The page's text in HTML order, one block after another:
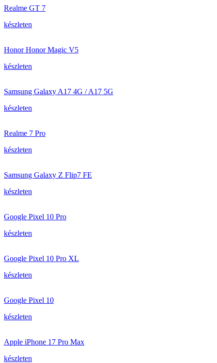
Realme GT 7
készleten
Honor Honor Magic V5
készleten
Samsung Galaxy A17 4G / A17 5G
készleten
Realme 7 Pro
készleten
Samsung Galaxy Z Flip7 FE
készleten
Google Pixel 10 Pro
készleten
Google Pixel 10 Pro XL
készleten
Google Pixel 10
készleten
Apple iPhone 17 Pro Max
készleten